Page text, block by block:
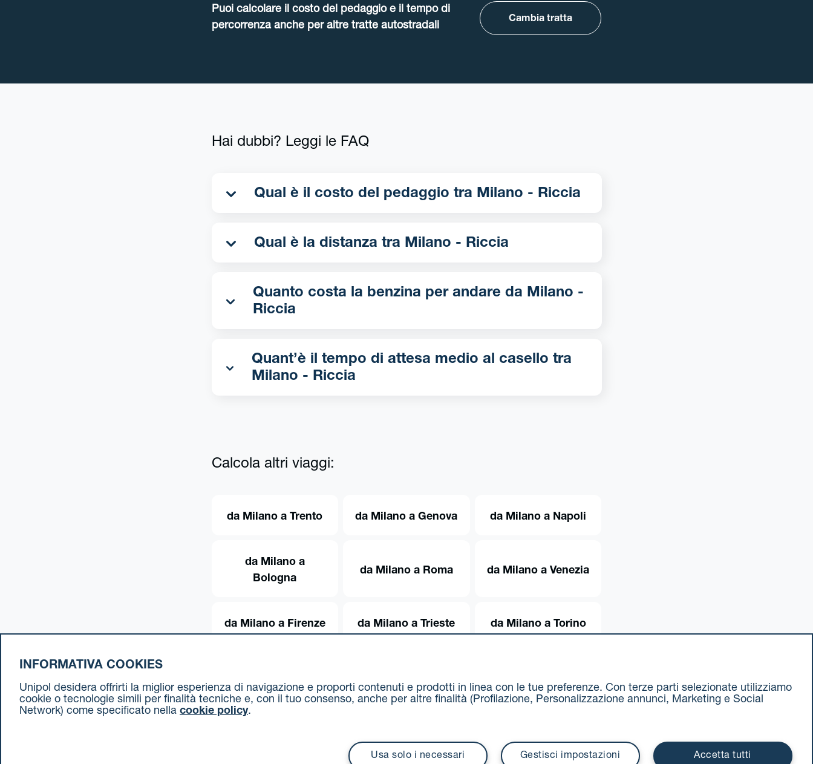
Puoi calcolare il costo del pedaggio e il tempo di
percorrenza anche per altre tratte autostradali
Cambia tratta
Hai dubbi? Leggi le FAQ
Qual è il costo del pedaggio tra Milano - Riccia
Qual è la distanza tra Milano - Riccia
Quanto costa la benzina per andare da Milano -
Riccia
Quant’è il tempo di attesa medio al casello tra
Milano - Riccia
Calcola altri viaggi:
da Milano a Trento da Milano a Genova da Milano a Napoli
da Milano a
Bologna
da Milano a Roma da Milano a Venezia
da Milano a Firenze da Milano a Trieste da Milano a Torino
INFORMATIVA COOKIES
Unipol desidera offrirti la miglior esperienza di navigazione e proporti contenuti e prodotti in linea con le tue preferenze. Con terze parti selezionate utilizziamo
cookie o tecnologie simili per finalità tecniche e, con il tuo consenso, anche per altre finalità (Profilazione, Personalizzazione annunci, Marketing e Social
Network) come specificato nella cookie policy.
Usa solo i necessari Gestisci impostazioni Accetta tutti